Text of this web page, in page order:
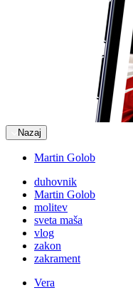
Nazaj
Martin Golob
duhovnik
Martin Golob
molitev
sveta maša
vlog
zakon
zakrament
Vera